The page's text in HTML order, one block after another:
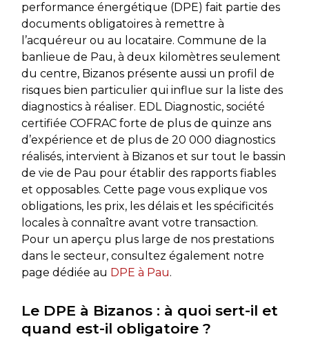
performance énergétique (DPE) fait partie des
documents obligatoires à remettre à
l’acquéreur ou au locataire. Commune de la
banlieue de Pau, à deux kilomètres seulement
du centre, Bizanos présente aussi un profil de
risques bien particulier qui influe sur la liste des
diagnostics à réaliser. EDL Diagnostic, société
certifiée COFRAC forte de plus de quinze ans
d’expérience et de plus de 20 000 diagnostics
réalisés, intervient à Bizanos et sur tout le bassin
de vie de Pau pour établir des rapports fiables
et opposables. Cette page vous explique vos
obligations, les prix, les délais et les spécificités
locales à connaître avant votre transaction.
Pour un aperçu plus large de nos prestations
dans le secteur, consultez également notre
page dédiée au DPE à Pau.
Le DPE à Bizanos : à quoi sert-il et
quand est-il obligatoire ?